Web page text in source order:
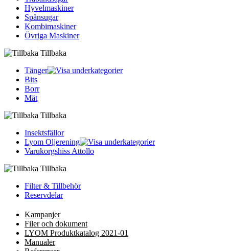
Hyvelmaskiner
Spånsugar
Kombimaskiner
Övriga Maskiner
Tillbaka
Tänger
Bits
Borr
Mät
Tillbaka
Insektsfällor
Lyom Oljerening
Varukorgshiss Attollo
Tillbaka
Filter & Tillbehör
Reservdelar
Kampanjer
Filer och dokument
LYOM Produktkatalog 2021-01
Manualer